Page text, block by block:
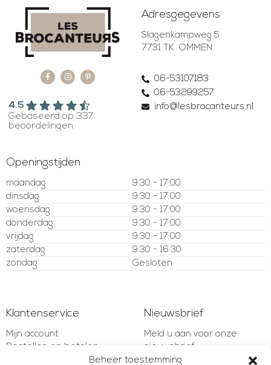
Beheer toestemming
4.5
Gebaseerd op 337
beoordelingen
Adresgegevens
Slagenkampweg 5
7731 TK OMMEN
06-53107183
06-53299257
info@lesbrocanteurs.nl
Openingstijden
maandag
9:30 - 17:00
dinsdag
9:30 - 17:00
woensdag
9:30 - 17:00
donderdag
9:30 - 17:00
vrijdag
9:30 - 17:00
zaterdag
9:30 - 16:30
zondag
Gesloten
Klantenservice
Mijn account
Bestellen en betalen
Verzenden en retourneren
Nieuwsbrief
Meld u aan voor onze
nieuwsbrief